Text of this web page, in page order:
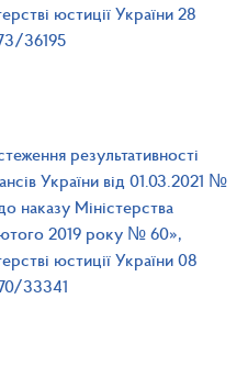
юстиції України 28
36195
результативності
України від 01.03.2021 №
наказу Міністерства
2019 року № 60»,
юстиції України 08
33341